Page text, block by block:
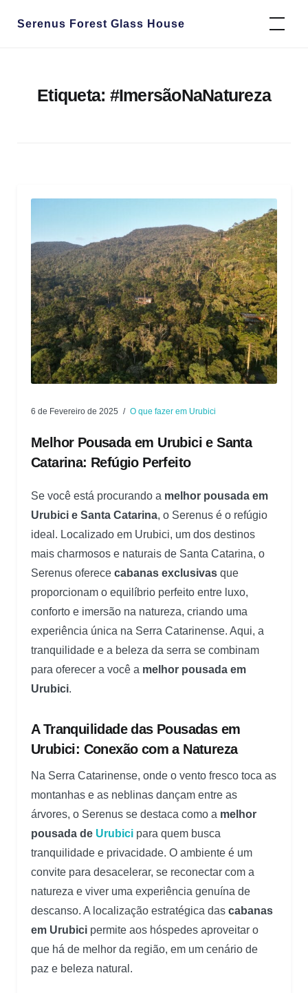
Serenus Forest Glass House
Etiqueta: #ImersãoNaNatureza
6 de Fevereiro de 2025 O que fazer em Urubici
Melhor Pousada em Urubici e Santa
Catarina: Refúgio Perfeito
Se você está procurando a melhor pousada em
Urubici e Santa Catarina, o Serenus é o refúgio
ideal. Localizado em Urubici, um dos destinos
mais charmosos e naturais de Santa Catarina, o
Serenus oferece cabanas exclusivas que
proporcionam o equilíbrio perfeito entre luxo,
conforto e imersão na natureza, criando uma
experiência única na Serra Catarinense. Aqui, a
tranquilidade e a beleza da serra se combinam
para oferecer a você a melhor pousada em
Urubici.
A Tranquilidade das Pousadas em
Urubici: Conexão com a Natureza
Na Serra Catarinense, onde o vento fresco toca as
montanhas e as neblinas dançam entre as
árvores, o Serenus se destaca como a melhor
pousada de Urubici para quem busca
tranquilidade e privacidade. O ambiente é um
convite para desacelerar, se reconectar com a
natureza e viver uma experiência genuína de
descanso. A localização estratégica das cabanas
em Urubici permite aos hóspedes aproveitar o
que há de melhor da região, em um cenário de
paz e beleza natural.